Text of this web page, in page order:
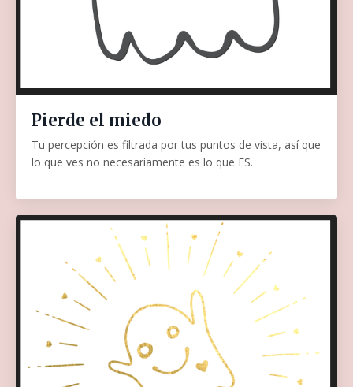
Pierde el miedo
Tu percepción es filtrada por tus puntos de vista, así que
lo que ves no necesariamente es lo que ES.